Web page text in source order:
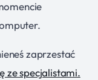
zaprzestać
ze specjalistami.